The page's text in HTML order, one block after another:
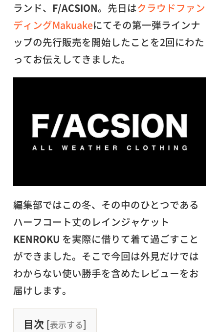
ランド、 F/ACSION。先日はクラウドファン
ディングMakuakeにてその第一弾ラインナ
ップの先行販売を開始したことを2回にわた
ってお伝えしてきました。
編集部ではこの冬、その中のひとつである
ハーフコート丈のレインジャケット
KENROKU を実際に借りて着て過ごすこと
ができました。そこで今回は外見だけでは
わからない使い勝手を含めたレビューをお
届けします。
目次 [表示する]